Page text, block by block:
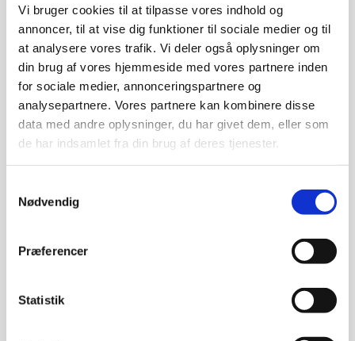
Vi bruger cookies til at tilpasse vores indhold og
annoncer, til at vise dig funktioner til sociale medier og til
at analysere vores trafik. Vi deler også oplysninger om
din brug af vores hjemmeside med vores partnere inden
for sociale medier, annonceringspartnere og
analysepartnere. Vores partnere kan kombinere disse
data med andre oplysninger, du har givet dem, eller som
de har indsamlet fra din brug af deres tjenester.
Nødvendig
Præferencer
Statistik
Fredag 15. april 2033, kl. 10:30
Offentlig gudstjeneste i Rødovre kirke kl. 10.30. Langfredag